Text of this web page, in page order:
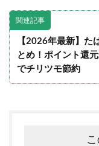
関連記事
【2026年最新】た
とめ！ポイント還
でチリツモ節約